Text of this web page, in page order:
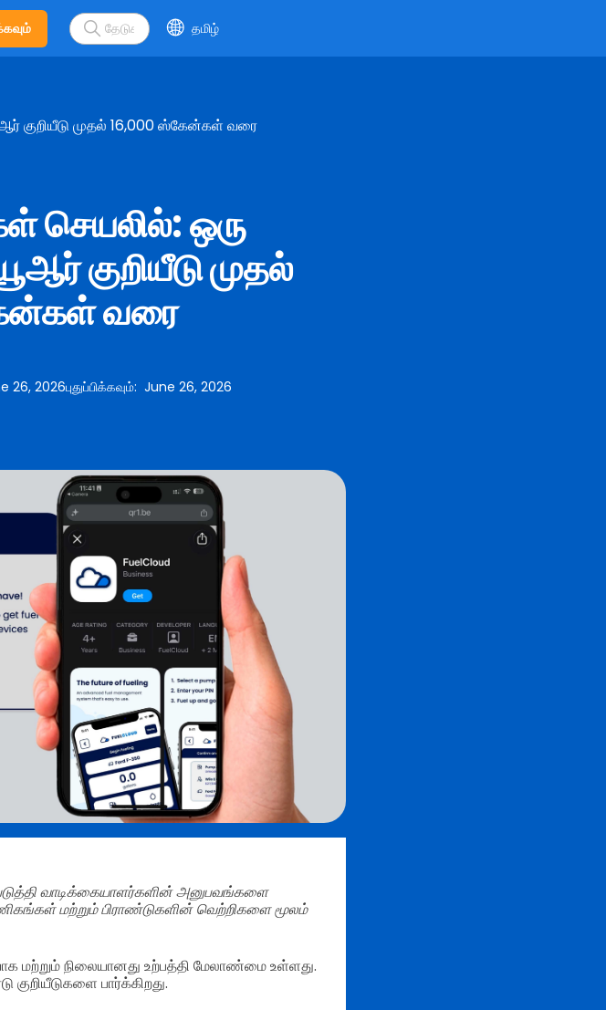
தமிழ்
குறியீடு முதல் 16,000 ஸ்கேன்கள் வரை
செயலில்: ஒரு
குறியீடு முதல்
வரை
26, 2026புதுப்பிக்கவும்:June 26, 2026
வாடிக்கையாளர்களின் அனுபவங்களை
மற்றும் பிராண்டுகளின் வெற்றிகளை மூலம்
மற்றும் நிலையானது உற்பத்தி மேலாண்மை உள்ளது.
பார்க்கிறது.